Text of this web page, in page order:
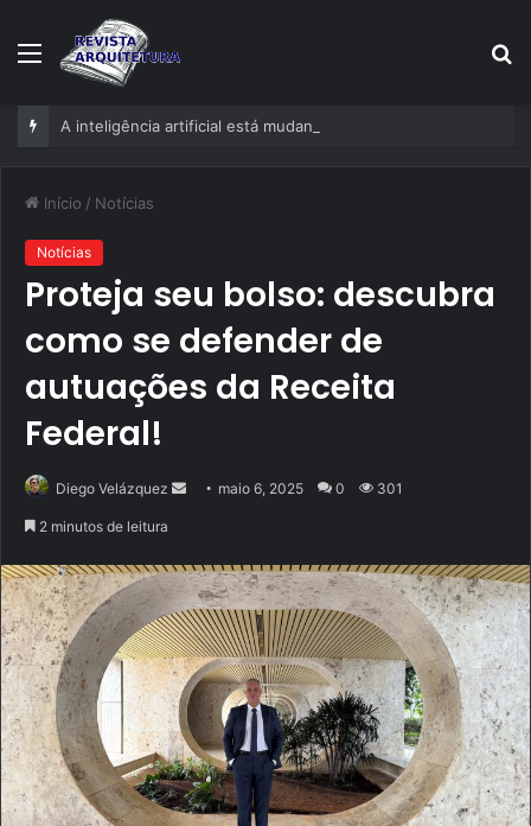
Menu
Início / Notícias
Notícias
Proteja seu bolso: descubra
como se defender de
autuações da Receita
Federal!
Diego Velázquez
Mande
mail
maio 6, 2025 0 301
2 minutos de leitura